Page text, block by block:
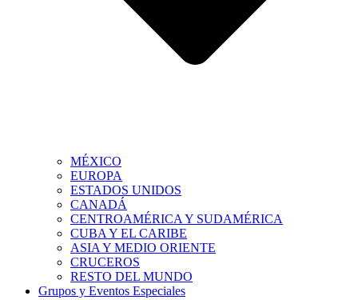
MÉXICO
EUROPA
ESTADOS UNIDOS
CANADÁ
CENTROAMÉRICA Y SUDAMÉRICA
CUBA Y EL CARIBE
ASIA Y MEDIO ORIENTE
CRUCEROS
RESTO DEL MUNDO
Grupos y Eventos Especiales